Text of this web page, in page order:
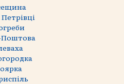
Поштова